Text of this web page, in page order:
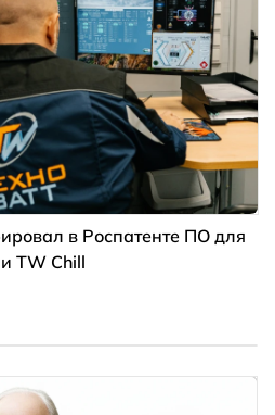
в Роспатенте ПО для
TW Chill